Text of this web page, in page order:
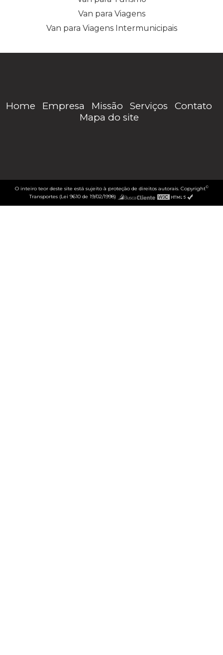
Van para Viagens
Van para Viagens Intermunicipais
Home Empresa Missão Serviços
Contato
Mapa do site
O inteiro teor deste site está sujeito à proteção de direitos autorais. Copyright©
Transportes (Lei 9610 de 19/02/1998)